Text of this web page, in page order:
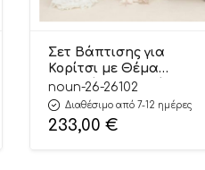
Σετ Βάπτισης για
Κορίτσι με Θέμα
Λουλούδια Εκρού-
Σάπιο Μήλο 26102
noun-26-26102
Διαθέσιμο από 7-12 ημέρες
233,00 €